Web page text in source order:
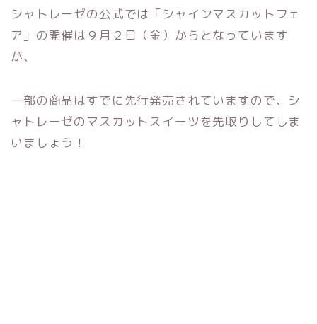
シャトレーゼの公式では「シャインマスカットフェ
ア」の開催は９月２日（金）からとなっています
が、
一部の商品はすでに先行発売されていますので、シ
ャトレーゼのマスカットスイーツを先取りしてしま
いましょう！